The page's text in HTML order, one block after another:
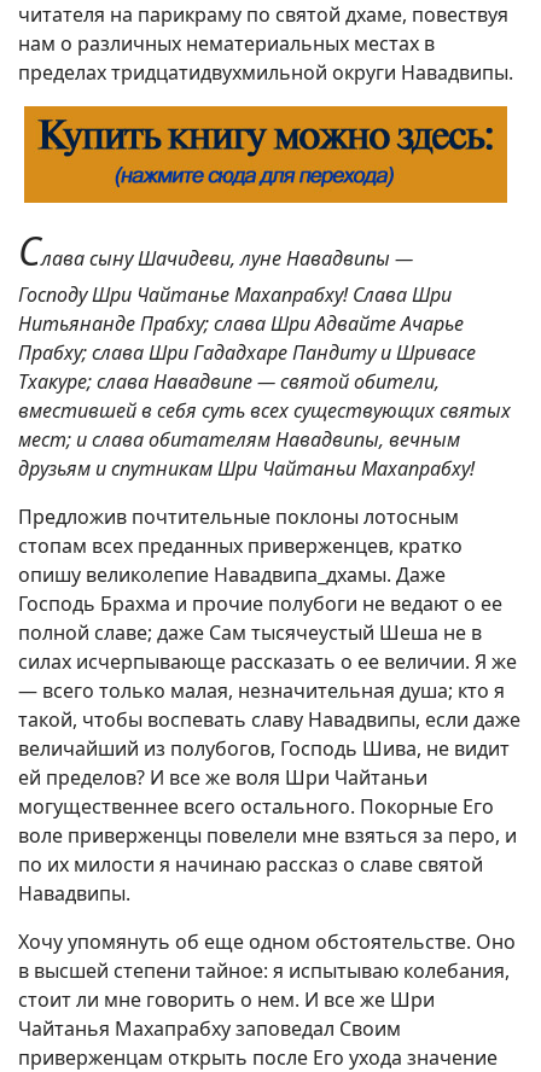
читателя на парикраму по святой дхаме, повествуя
нам о различных нематериальных местах в
пределах тридцатидвухмильной округи Навадвипы.
Слава сыну Шачидеви, луне Навадвипы —
Господу Шри Чайтанье Махапрабху! Слава Шри
Нитьянанде Прабху; слава Шри Адвайте Ачарье
Прабху; слава Шри Гададхаре Пандиту и Шривасе
Тхакуре; слава Навадвипе — святой обители,
вместившей в себя суть всех существующих святых
мест; и слава обитателям Навадвипы, вечным
друзьям и спутникам Шри Чайтаньи Махапрабху!
Предложив почтительные поклоны лотосным
стопам всех преданных приверженцев, кратко
опишу великолепие Навадвипа_дхамы. Даже
Господь Брахма и прочие полубоги не ведают о ее
полной славе; даже Cам тысячеустый Шеша не в
силах исчерпывающе рассказать о ее величии. Я же
— всего только малая, незначительная душа; кто я
такой, чтобы воспевать славу Навадвипы, если даже
величайший из полубогов, Господь Шива, не видит
ей пределов? И все же воля Шри Чайтаньи
могущественнее всего остального. Покорные Его
воле приверженцы повелели мне взяться за перо, и
по их милости я начинаю рассказ о славе святой
Навадвипы.
Хочу упомянуть об еще одном обстоятельстве. Оно
в высшей степени тайное: я испытываю колебания,
стоит ли мне говорить о нем. И все же Шри
Чайтанья Махапрабху заповедал Своим
приверженцам открыть после Его ухода значение